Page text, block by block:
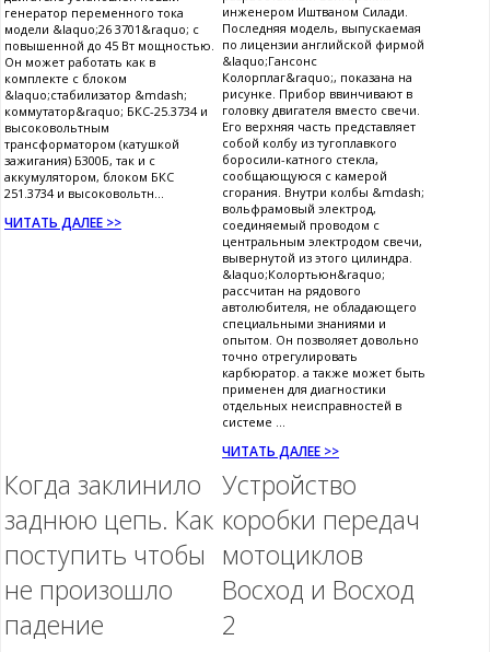
генератор переменного тока
модели &laquo;26 3701&raquo; с
повышенной до 45 Вт мощностью.
Он может работать как в
комплекте с блоком
&laquo;стабилизатор &mdash;
коммутатор&raquo; БКС-25.3734 и
высоковольтным
трансформатором (катушкой
зажигания) Б300Б, так и с
аккумулятором, блоком БКС
251.3734 и высоковольтн...
ЧИТАТЬ ДАЛЕЕ >>
инженером Иштваном Силади.
Последняя модель, выпускаемая
по лицензии английской фирмой
&laquo;Гансонс
Колорплаг&raquo;, показана на
рисунке. Прибор ввинчивают в
головку двигателя вместо свечи.
Его верхняя часть представляет
собой колбу из тугоплавкого
боросили-катного стекла,
сообщающуюся с камерой
сгорания. Внутри колбы &mdash;
вольфрамовый электрод,
соединяемый проводом с
центральным электродом свечи,
вывернутой из этого цилиндра.
&laquo;Колортьюн&raquo;
рассчитан на рядового
автолюбителя, не обладающего
специальными знаниями и
опытом. Он позволяет довольно
точно отрегулировать
карбюратор. а также может быть
применен для диагностики
отдельных неисправностей в
системе ...
ЧИТАТЬ ДАЛЕЕ >>
Когда заклинило
заднюю цепь. Как
поступить чтобы
не произошло
падение
Устройство
коробки передач
мотоциклов
Восход и Восход
2